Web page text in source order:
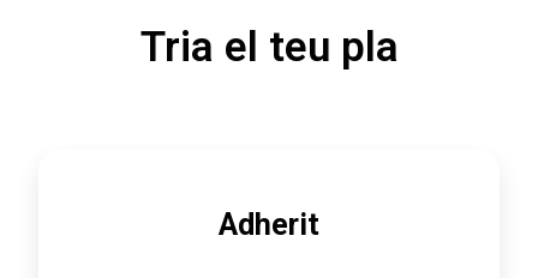
Tria el teu pla
Adherit